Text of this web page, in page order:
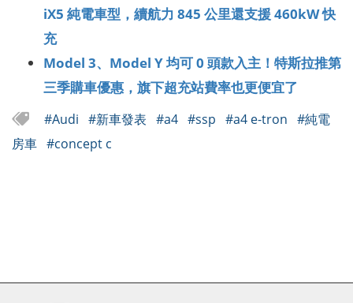
iX5 純電車型，續航力 845 公里還支援 460kW 快
充
Model 3、Model Y 均可 0 頭款入主！特斯拉推第
三季購車優惠，旗下超充站費率也更便宜了
#Audi #新車發表 #a4 #ssp #a4 e-tron #純電
房車 #concept c